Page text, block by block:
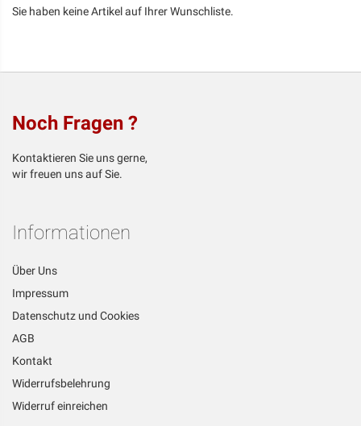
Sie haben keine Artikel auf Ihrer Wunschliste.
Noch Fragen ?
Kontaktieren Sie uns gerne,
wir freuen uns auf Sie.
Informationen
Über Uns
Impressum
Datenschutz und Cookies
AGB
Kontakt
Widerrufsbelehrung
Widerruf einreichen